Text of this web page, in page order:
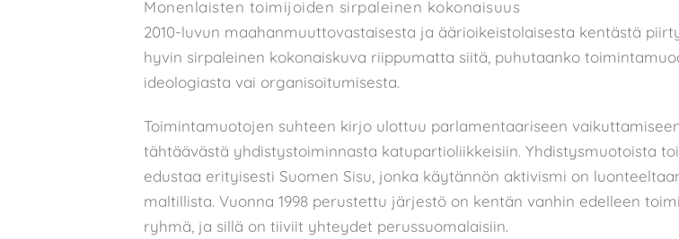
Monenlaisten toimijoiden sirpaleinen kokonaisuus
2010-luvun maahanmuuttovastaisesta ja äärioikeistolaisesta kentästä
hyvin sirpaleinen kokonaiskuva riippumatta siitä, puhutaanko
ideologiasta vai organisoitumisesta.
Toimintamuotojen suhteen kirjo ulottuu parlamentaariseen
tähtäävästä yhdistystoiminnasta katupartioliikkeisiin. Yhdistysmuotoista
edustaa erityisesti Suomen Sisu, jonka käytännön aktivismi on
maltillista. Vuonna 1998 perustettu järjestö on kentän vanhin edelleen
ryhmä, ja sillä on tiiviit yhteydet perussuomalaisiin.